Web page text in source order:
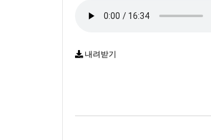
내려받기